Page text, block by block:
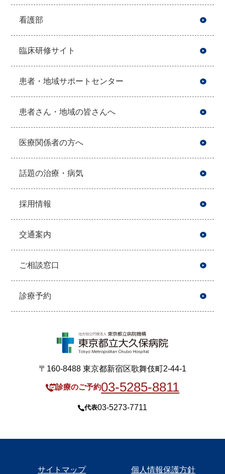
看護部
臨床研修サイト
患者・地域サポートセンター
患者さん・地域の皆さんへ
医療関係者の方へ
話題の治療・病気
採用情報
交通案内
ご相談窓口
診療予約
〒160-8488 東京都新宿区歌舞伎町2-44-1
診療のご予約03-5285-8811
代表03-5273-7711
サイトマップ 個人情報保護方針